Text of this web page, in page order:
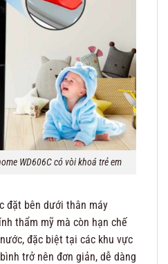
WD606C có vòi khoá trẻ em
đặt bên dưới thân máy
thẩm mỹ mà còn hạn chế
đặc biệt tại các khu vực
trở nên đơn giản, dễ dàng